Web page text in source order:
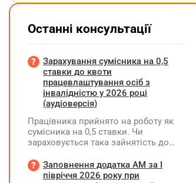
Останні консультації
Зарахування сумісника на 0,5
ставки до квоти
працевлаштування осіб з
інвалідністю у 2026 році
(аудіоверсія)
Працівника прийнято на роботу як
сумісника на 0,5 ставки. Чи
зараховується така зайнятість до
осіб з інвалідністю відповідно до
вимог законодавства?
Заповнення додатка АМ за І
півріччя 2026 року при